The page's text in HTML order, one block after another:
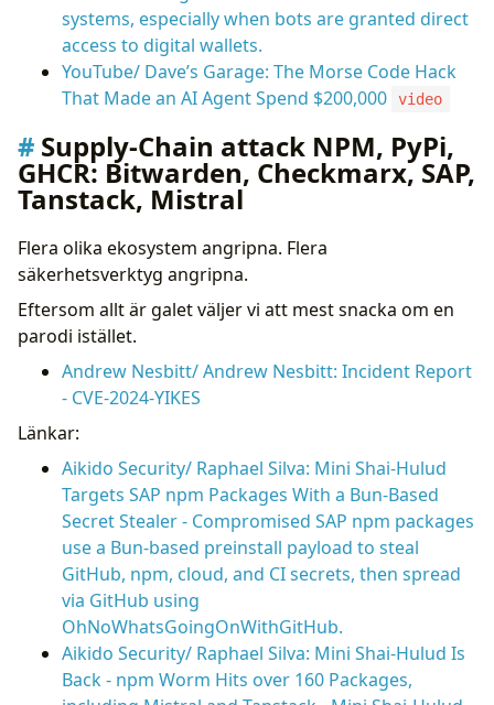
systems, especially when bots are granted direct
access to digital wallets.
YouTube/ Dave’s Garage: The Morse Code Hack
That Made an AI Agent Spend $200,000
video
Supply-Chain attack NPM, PyPi,
GHCR: Bitwarden, Checkmarx, SAP,
Tanstack, Mistral
Flera olika ekosystem angripna. Flera
säkerhetsverktyg angripna.
Eftersom allt är galet väljer vi att mest snacka om en
parodi istället.
Andrew Nesbitt/ Andrew Nesbitt: Incident Report
- CVE-2024-YIKES
Länkar:
Aikido Security/ Raphael Silva: Mini Shai-Hulud
Targets SAP npm Packages With a Bun-Based
Secret Stealer - Compromised SAP npm packages
use a Bun-based preinstall payload to steal
GitHub, npm, cloud, and CI secrets, then spread
via GitHub using
OhNoWhatsGoingOnWithGitHub.
Aikido Security/ Raphael Silva: Mini Shai-Hulud Is
Back - npm Worm Hits over 160 Packages,